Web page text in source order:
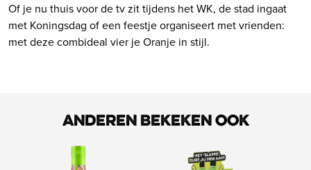
Of je nu thuis voor de tv zit tijdens het WK, de stad ingaat
met Koningsdag of een feestje organiseert met vrienden:
met deze combideal vier je Oranje in stijl.
Anderen bekeken ook